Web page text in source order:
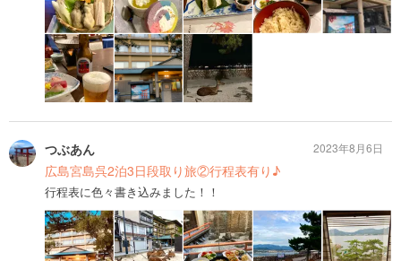
つぶあん
広島宮島呉2泊3日段取り旅②行程表有り♪
行程表に色々書き込みました！！
2023年8月6日